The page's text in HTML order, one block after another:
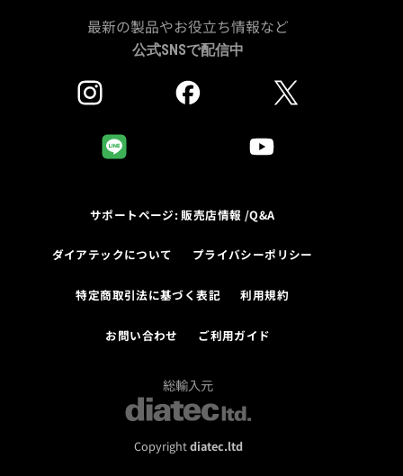
最新の製品やお役立ち情報など
公式SNSで配信中
サポートページ: 販売店情報 /Q&A
ダイアテックについて プライバシーポリシー
特定商取引法に基づく表記 利用規約
お問い合わせ ご利用ガイド
総輸入元
Copyrightdiatec.ltd